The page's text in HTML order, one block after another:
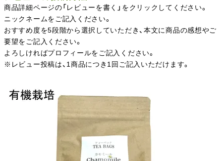
商品詳細ページの「レビューを書く」をクリックしてください。
ニックネームをご記入ください。
おすすめ度を5段階から選択していただき、本文に商品の感想やご
要望をご記入ください。
よろしければプロフィールをご記入ください。
※レビュー投稿は、1商品につき1回ご記入いただけます。